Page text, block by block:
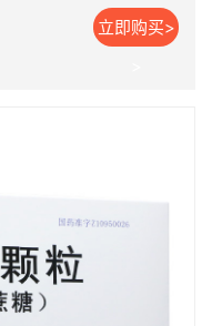
立即购买>